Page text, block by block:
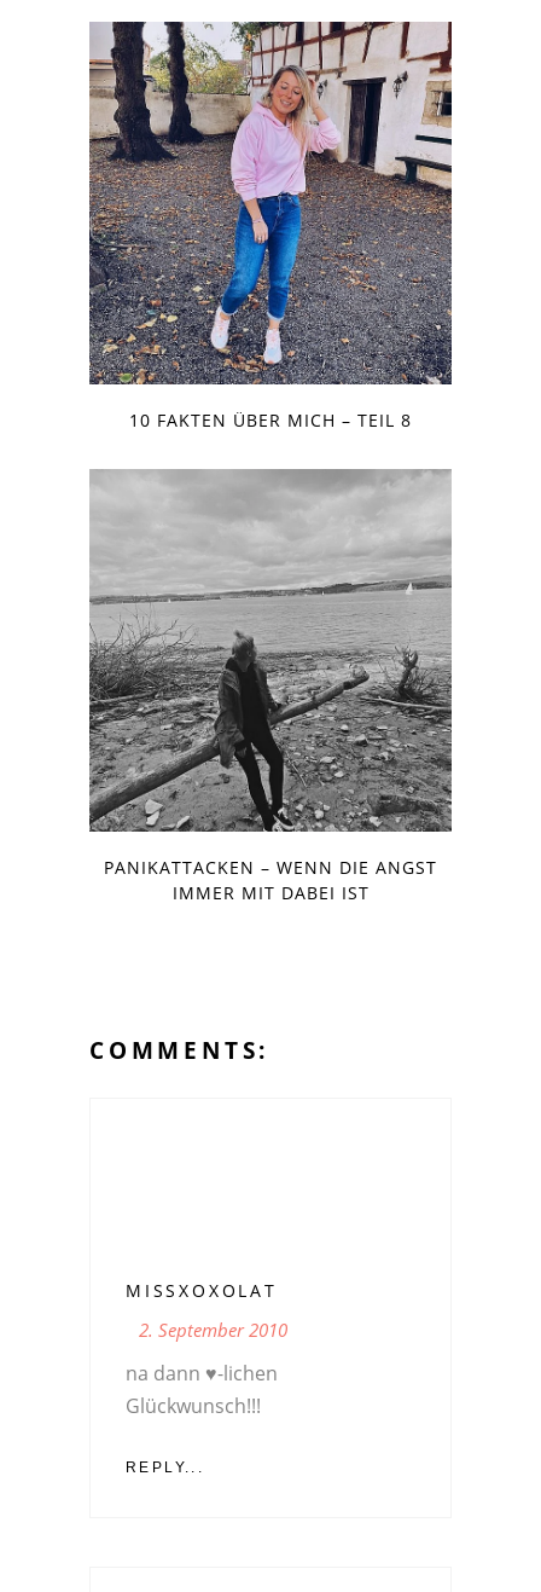
10 FAKTEN ÜBER MICH – TEIL 8
PANIKATTACKEN – WENN DIE ANGST
IMMER MIT DABEI IST
COMMENTS:
MISSXOXOLAT
2. September 2010
na dann ♥-lichen
Glückwunsch!!!
REPLY...